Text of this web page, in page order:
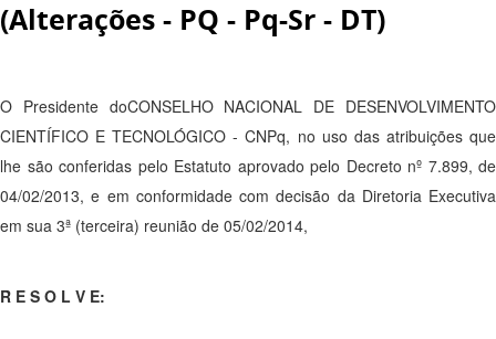
(Alterações - PQ - Pq-Sr - DT)
O Presidente doCONSELHO NACIONAL DE DESENVOLVIMENTO
CIENTÍFICO E TECNOLÓGICO - CNPq, no uso das atribuições que
lhe são conferidas pelo Estatuto aprovado pelo Decreto nº 7.899, de
04/02/2013, e em conformidade com decisão da Diretoria Executiva
em sua 3ª (terceira) reunião de 05/02/2014,
R E S O L V E: